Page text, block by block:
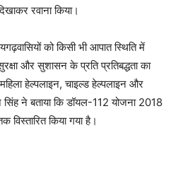
रवाना किया।
को किसी भी आपात स्थिति में
और सुशासन के प्रति प्रतिबद्धता का
हेल्पलाइन, चाइल्ड हेल्पलाइन और
ने बताया कि डॉयल-112 योजना 2018
किया गया है।